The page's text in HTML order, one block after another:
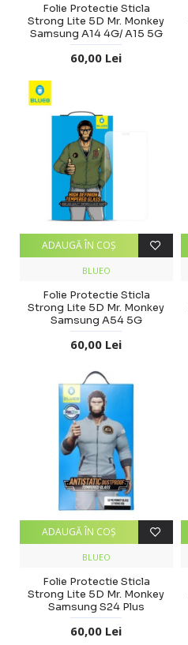
Folie Protectie Sticla
Strong Lite 5D Mr. Monkey
Samsung A14 4G/ A15 5G
60,00 Lei
BLUEO
Folie Protectie Sticla
Strong Lite 5D Mr. Monkey
Samsung A54 5G
60,00 Lei
ADAUGĂ ÎN COŞ
BLUEO
Folie Protectie Sticla
Strong Lite 5D Mr. Monkey
Samsung S24 Plus
60,00 Lei
ADAUGĂ ÎN COŞ